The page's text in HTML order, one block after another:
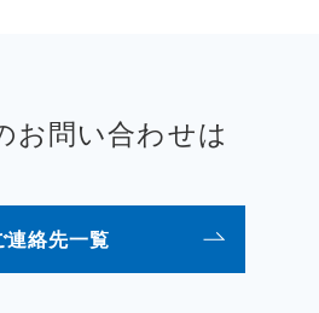
お問い合わせは
連絡先一覧